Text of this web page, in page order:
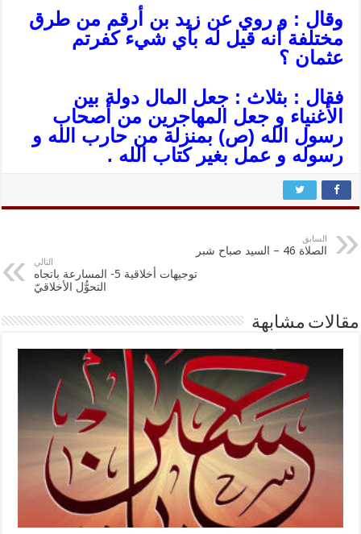
وقال : و روي عن زيد بن أرقم من طرق
مختلفة أنه قيل له بأي شي‏ء كفرتم
عثمان ؟
فقال : بثلاث : جعل المال دولة بين
الأغنياء و جعل المهاجرين من أصحاب
رسول الله (ص) بمنزلة من حارب الله و
رسوله و عمل بغير كتاب الله .
السابق
الصلاة 46 – السيد صباح شبر
التالي
توجيهات أخلاقية 5- المسارعة باتجاه
التحوُّل الأخلاقيّ
مقالات مشابهة